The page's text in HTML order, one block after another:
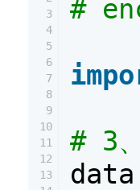
3
4
5
6
7
8
9
10
11
12
13
#
# 3
data